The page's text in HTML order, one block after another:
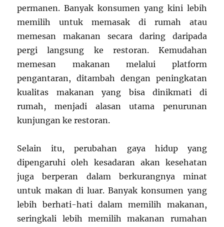
permanen. Banyak konsumen yang kini lebih
memilih untuk memasak di rumah atau
memesan makanan secara daring daripada
pergi langsung ke restoran. Kemudahan
memesan makanan melalui platform
pengantaran, ditambah dengan peningkatan
kualitas makanan yang bisa dinikmati di
rumah, menjadi alasan utama penurunan
kunjungan ke restoran.
Selain itu, perubahan gaya hidup yang
dipengaruhi oleh kesadaran akan kesehatan
juga berperan dalam berkurangnya minat
untuk makan di luar. Banyak konsumen yang
lebih berhati-hati dalam memilih makanan,
seringkali lebih memilih makanan rumahan